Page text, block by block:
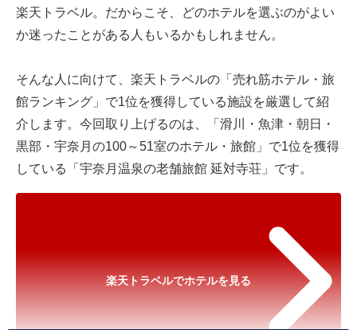
楽天トラベル。だからこそ、どのホテルを選ぶのがよい
か迷ったことがある人もいるかもしれません。
そんな人に向けて、 楽天トラベルの「売れ筋ホテル・旅
館ランキング」で1位を獲得している施設を厳選して紹
介します。今回取り上げるのは、「滑川・魚津・朝日・
黒部・宇奈月の100～51室のホテル・旅館」で1位を獲得
している「宇奈月温泉の老舗旅館 延対寺荘」です。
楽天トラベルでホテルを見る